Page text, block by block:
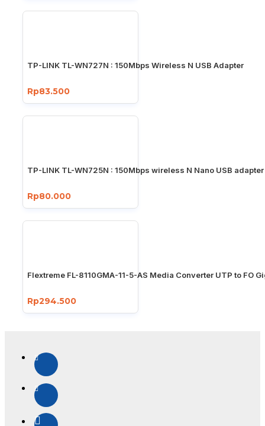
TP-LINK TL-WN727N : 150Mbps Wireless N USB Adapter
Rp83.500
TP-LINK TL-WN725N : 150Mbps wireless N Nano USB adapter
Rp80.000
Flextreme FL-8110GMA-11-5-AS Media Converter UTP to FO
Rp294.500